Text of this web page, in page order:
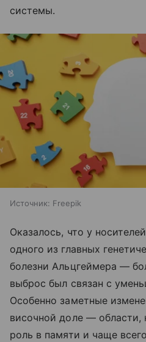
системы.
Источник: Freepik
Оказалось, что у
одного из главных
болезни Альцгеймера —
выброс был связан с
Особенно заметные
височной доле — области,
роль в памяти и чаще